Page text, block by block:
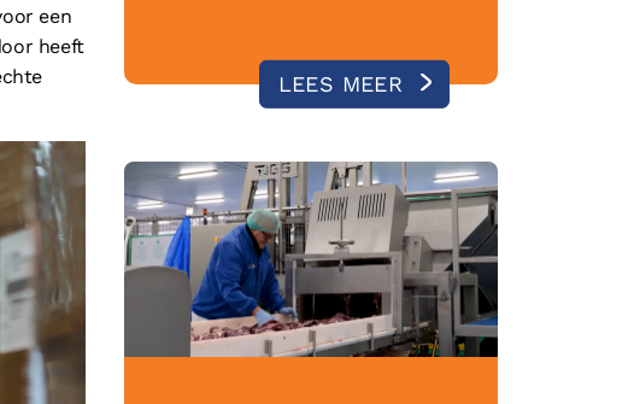
een
heeft
LEES MEER